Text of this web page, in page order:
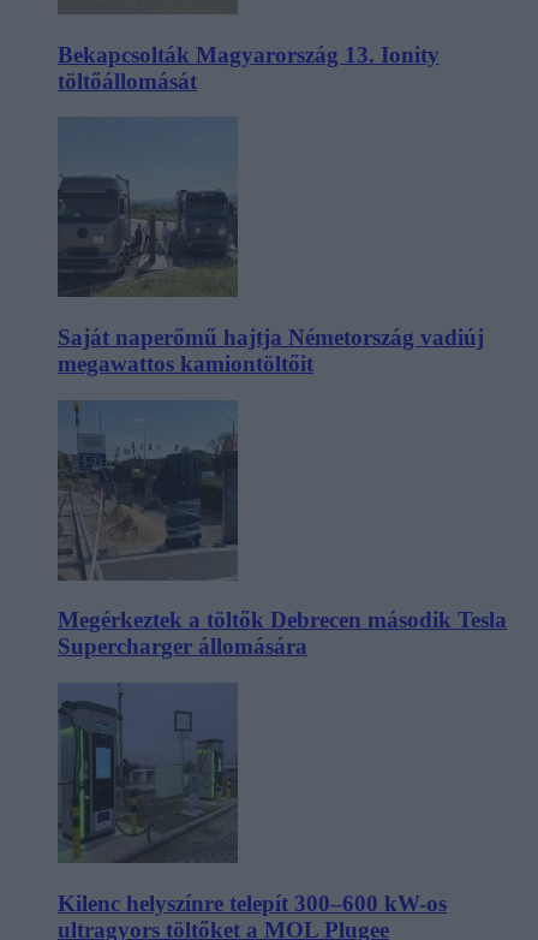
Bekapcsolták Magyarország 13. Ionity
töltőállomását
Saját naperőmű hajtja Németország vadiúj
megawattos kamiontöltőit
Megérkeztek a töltők Debrecen második Tesla
Supercharger állomására
Kilenc helyszínre telepít 300–600 kW-os
ultragyors töltőket a MOL Plugee